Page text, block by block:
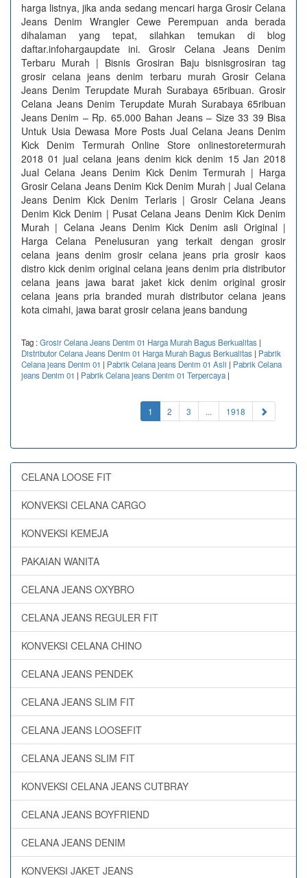
harga listnya, jika anda sedang mencari harga Grosir Celana
Jeans Denim Wrangler Cewe Perempuan anda berada
dihalaman yang tepat, silahkan temukan di blog
daftar.infohargaupdate ini. Grosir Celana Jeans Denim
Terbaru Murah | Bisnis Grosiran Baju bisnisgrosiran tag
grosir celana jeans denim terbaru murah Grosir Celana
Jeans Denim Terupdate Murah Surabaya 65ribuan. Grosir
Celana Jeans Denim Terupdate Murah Surabaya 65ribuan
Jeans Denim – Rp. 65.000 Bahan Jeans – Size 33 39 Bisa
Untuk Usia Dewasa More Posts Jual Celana Jeans Denim
Kick Denim Termurah Online Store onlinestoretermurah
2018 01 jual celana jeans denim kick denim 15 Jan 2018
Jual Celana Jeans Denim Kick Denim Termurah | Harga
Grosir Celana Jeans Denim Kick Denim Murah | Jual Celana
Jeans Denim Kick Denim Terlaris | Grosir Celana Jeans
Denim Kick Denim | Pusat Celana Jeans Denim Kick Denim
Murah | Celana Jeans Denim Kick Denim asli Original |
Harga Celana Penelusuran yang terkait dengan grosir
celana jeans denim grosir celana jeans pria grosir kaos
distro kick denim original celana jeans denim pria distributor
celana jeans jawa barat jaket kick denim original grosir
celana jeans pria branded murah distributor celana jeans
kota cimahi, jawa barat grosir celana jeans bandung
Tag :Grosir Celana Jeans Denim 01 Harga Murah Bagus Berkualitas |
Distributor Celana Jeans Denim 01 Harga Murah Bagus Berkualitas | Pabrik
Celana jeans Denim 01 | Pabrik Celana jeans Denim 01 Asli | Pabrik Celana
jeans Denim 01 | Pabrik Celana jeans Denim 01 Terpercaya |
1 (current)
2 3 ... 1918
CELANA LOOSE FIT
KONVEKSI CELANA CARGO
KONVEKSI KEMEJA
PAKAIAN WANITA
CELANA JEANS OXYBRO
CELANA JEANS REGULER FIT
KONVEKSI CELANA CHINO
CELANA JEANS PENDEK
CELANA JEANS SLIM FIT
CELANA JEANS LOOSEFIT
CELANA JEANS SLIM FIT
KONVEKSI CELANA JEANS CUTBRAY
CELANA JEANS BOYFRIEND
CELANA JEANS DENIM
KONVEKSI JAKET JEANS